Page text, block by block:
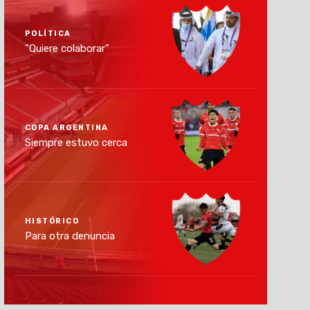
POLÍTICA
"Quiere colaborar"
COPA ARGENTINA
Siempre estuvo cerca
HISTÓRICO
Para otra denuncia